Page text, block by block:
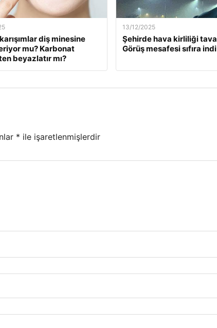
diş minesine
mu? Karbonat
beyazlatır mı?
13/12/2025
Şehirde hava kirliliği
Görüş mesafesi sıfıra
* ile işaretlenmişlerdir